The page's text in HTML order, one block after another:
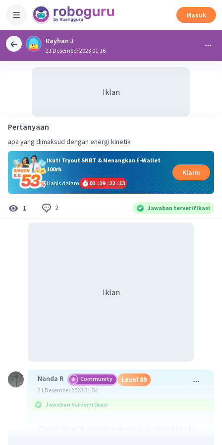
Masuk
Rayhan J
21 Desember 2023 01:16
Iklan
Pertanyaan
apa yang dimaksud dengan energi kinetik
Ikuti Tryout SNBT & Menangkan E-Wallet
100rb
Habis dalam
01 :19 :22 :13
Klaim
1 2 Jawaban terverifikasi
Iklan
Nanda R Community Level 89
21 Desember 2023 01:54
Jawaban terverifikasi